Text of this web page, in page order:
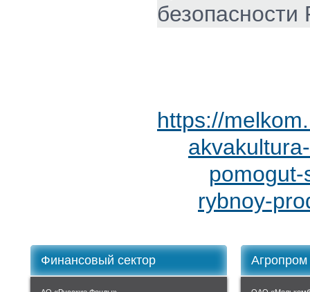
безопасности
https://
rybnoy-
Финансовый сектор Агропром